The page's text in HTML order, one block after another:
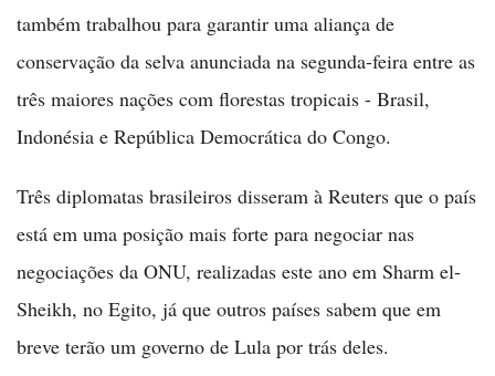
também trabalhou para garantir uma aliança de
conservação da selva anunciada na segunda-feira entre as
três maiores nações com florestas tropicais - Brasil,
Indonésia e República Democrática do Congo.
Três diplomatas brasileiros disseram à Reuters que o país
está em uma posição mais forte para negociar nas
negociações da ONU, realizadas este ano em Sharm el-
Sheikh, no Egito, já que outros países sabem que em
breve terão um governo de Lula por trás deles.